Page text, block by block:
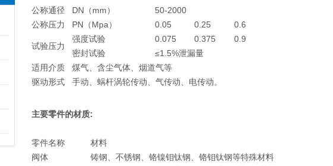
公称通径 DN（mm）
50-2000
公称压力
PN（Mpa） 0.05 0.25 0.6
试验压力
强度试验 0.075 0.375
0.9
密封试验
≤1.5%泄漏量
适用介质
煤气、含尘气体、烟道气等
驱动形式
手动、蜗杆涡轮传动、气传动、电传动。
主要零件的材质:
零件名称
材料
阀体
铸钢、不锈钢、铬镍钼钛钢、铬钼钛钢等特殊材料